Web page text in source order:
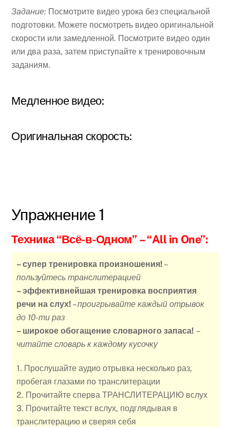
Задание: Посмотрите видео урока без специальной
подготовки. Можете посмотреть видео оригинальной
скорости или замедленной. Посмотрите видео один
или два раза, затем приступайте к тренировочным
заданиям.
Медленное видео:
Оригинальная скорость:
Упражнение 1
Техника “Всё-в-Одном”– “All in One”:
– супер тренировка произношения! –
пользуйтесь транслитерацией
– эффективнейшая тренировка восприятия
речи на слух! –проигрывайте каждый отрывок
до 10-ти раз
– широкое обогащение словарного запаса! –
читайте словарь к каждому кусочку
1. Прослушайте аудио отрывка несколько раз,
пробегая глазами по транслитерации
2. Прочитайте сперва ТРАНСЛИТЕРАЦИЮ вслух
3. Прочитайте текст вслух, подглядывая в
транслитерацию и сверяя себя